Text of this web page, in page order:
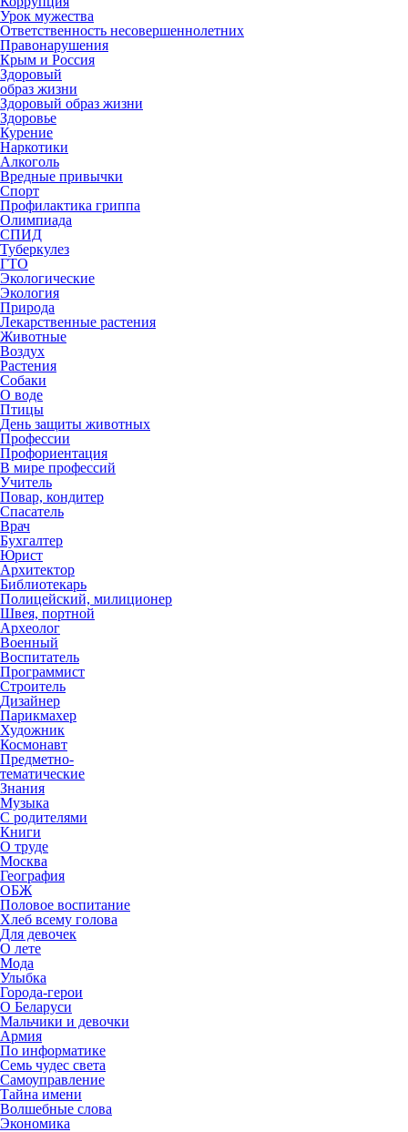
Урок мужества
Ответственность несовершеннолетних
Правонарушения
Крым и Россия
Здоровый
образ жизни
Здоровый образ жизни
Здоровье
Курение
Наркотики
Алкоголь
Вредные привычки
Спорт
Профилактика гриппа
Олимпиада
СПИД
Туберкулез
ГТО
Экологические
Экология
Природа
Лекарственные растения
Животные
Воздух
Растения
Собаки
О воде
Птицы
День защиты животных
Профессии
Профориентация
В мире профессий
Учитель
Повар, кондитер
Спасатель
Врач
Бухгалтер
Юрист
Архитектор
Библиотекарь
Полицейский, милиционер
Швея, портной
Археолог
Военный
Воспитатель
Программист
Строитель
Дизайнер
Парикмахер
Художник
Космонавт
Предметно-
тематические
Знания
Музыка
С родителями
Книги
О труде
Москва
География
ОБЖ
Половое воспитание
Хлеб всему голова
Для девочек
О лете
Мода
Улыбка
Города-герои
О Беларуси
Мальчики и девочки
Армия
По информатике
Семь чудес света
Самоуправление
Тайна имени
Волшебные слова
Экономика